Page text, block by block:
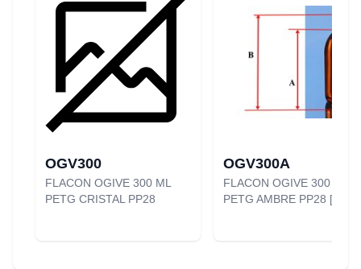
OGV300
FLACON OGIVE 300 ML
PETG CRISTAL PP28
OGV300A
FLACON OGIVE 300 ML
PETG AMBRE PP28 [0384]